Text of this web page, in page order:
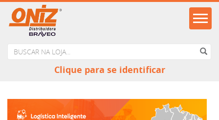
Clique para se identificar